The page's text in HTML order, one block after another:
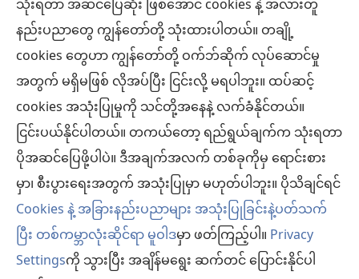
သုံးရတာ အဆင်ပြေဆုံး ဖြစ်အောင် cookies နဲ့ အလားတူ
နည်းပညာတွေ ကျွန်တော်တို့ သုံးထားပါတယ်။ တချို့
cookies တွေဟာ ကျွန်တော်တို့ ဝက်ဘ်ဆိုက် လုပ်ဆောင်မှု
အတွက် မရှိမဖြစ် လိုအပ်ပြီး ငြင်းလို့ မရပါဘူး။ ထပ်ဆင့်
cookies အသုံးပြုမှုကို သင်တို့အနေနဲ့ လက်ခံနိုင်တယ်။
ငြင်းပယ်နိုင်ပါတယ်။ တကယ်တော့ ရည်ရွယ်ချက်က သုံးရတာ
ပိုအဆင်ပြေဖို့ပါပဲ။ ဒီအချက်အလက် တစ်ခုကိုမှ ရောင်းစား
မှာ၊ စီးပွားရေးအတွက် အသုံးပြုမှာ မဟုတ်ပါဘူး။ ပိုသိချင်ရင်
Cookies နဲ့ အခြားနည်းပညာများ အသုံးပြုခြင်းနဲ့ပတ်သက်
ပြီး တစ်ကမ္ဘာလုံးဆိုင်ရာ မူဝါဒမှာ ဖတ်ကြည့်ပါ။Privacy
Settingsကို သွားပြီး အချိန်မရွေး ဆက်တင် ပြောင်းနိုင်ပါ
အလှူငွေ
(window
အသစ်
ဖွ
င့်
နေ
ပါ
တယ်)
ကင်းမျှော်စင် အွန်လိုင်းစာကြည့်တိုက်™
(window
အသစ်
ဖွ
င့်
နေ
ပါ
တယ်)
JW Hub®
(window
အသစ်
ဖွ
င့်
နေ
ပါ
တယ်)
JW Library®
ကင်းမျှော်စင် စာကြည့်တိုက်
Copyright© 2026 Watch Tower Bible and Tract Society of Pennsylvania.